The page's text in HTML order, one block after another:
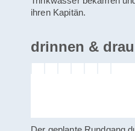
ihren Kapitän.
drinnen &